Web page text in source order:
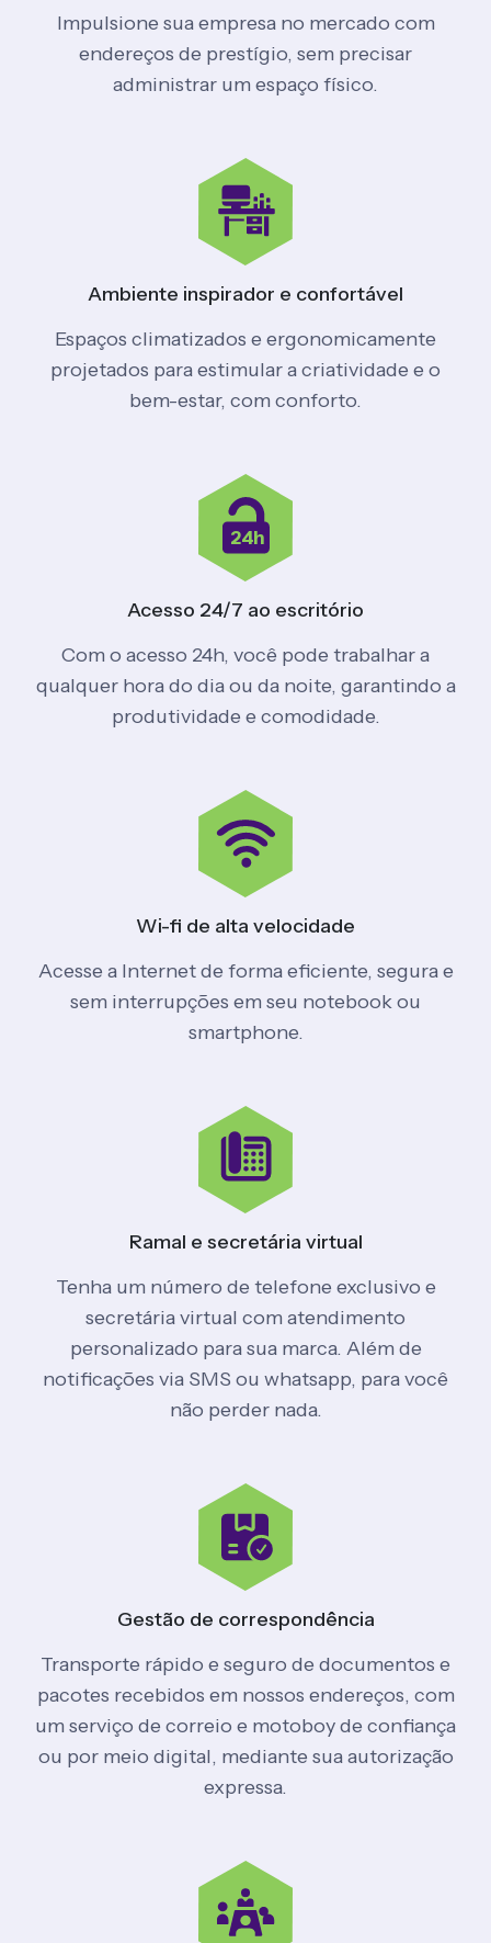
Impulsione sua empresa no mercado com
endereços de prestígio, sem precisar
administrar um espaço físico.
Ambiente inspirador e confortável
Espaços climatizados e ergonomicamente
projetados para estimular a criatividade e o
bem-estar, com conforto.
24h
Acesso 24/7 ao escritório
Com o acesso 24h, você pode trabalhar a
qualquer hora do dia ou da noite, garantindo a
produtividade e comodidade.
Wi-fi de alta velocidade
Acesse a Internet de forma eficiente, segura e
sem interrupções em seu notebook ou
smartphone.
Ramal e secretária virtual
Tenha um número de telefone exclusivo e
secretária virtual com atendimento
personalizado para sua marca. Além de
notificações via SMS ou whatsapp, para você
não perder nada.
Gestão de correspondência
Transporte rápido e seguro de documentos e
pacotes recebidos em nossos endereços, com
um serviço de correio e motoboy de confiança
ou por meio digital, mediante sua autorização
expressa.